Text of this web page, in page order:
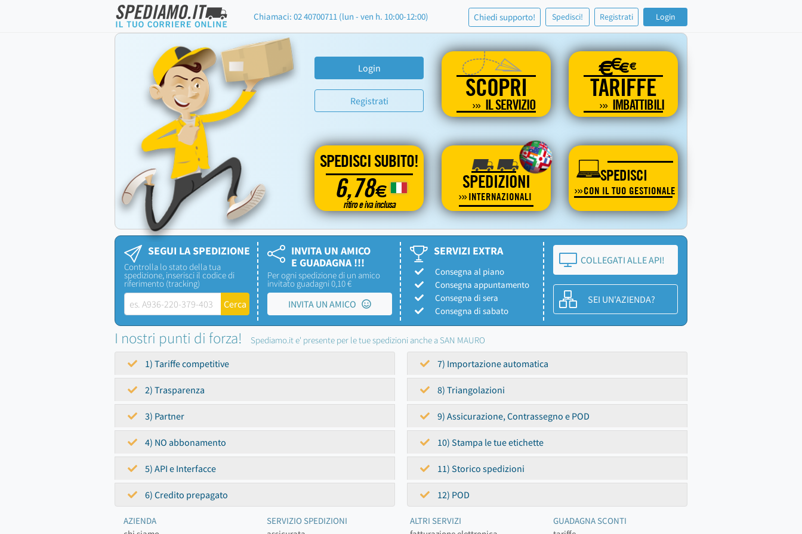
Chiamaci: 02 40700711 (lun - ven h. 10:00-12:00) Chiedi supporto! Spedisci! Registrati Login
Login
Registrati SCOPRI
IL SERVIZIO
€€€€
TARIFFE
IMBATTIBILI
SPEDISCI SUBITO!
6,78€
ritiro e iva inclusa
SPEDIZIONI
INTERNAZIONALI
SPEDISCI
CON IL TUO GESTIONALE
SEGUI LA SPEDIZIONE
Controlla lo stato della tua
spedizione, inserisci il codice di
riferimento (tracking)
INVITA UN AMICO
E GUADAGNA !!!
Per ogni spedizione di un amico
invitato guadagni 0,10 €
INVITA UN AMICO
SERVIZI EXTRA
Consegna al piano
Consegna appuntamento
Consegna di sera
Consegna di sabato
COLLEGATI ALLE API!
SEI UN'AZIENDA?
I nostri punti di forza! Spediamo.it e' presente per le tue spedizioni anche a SAN MAURO
1) Tariffe competitive
2) Trasparenza
3) Partner
4) NO abbonamento
5) API e Interfacce
6) Credito prepagato
7) Importazione automatica
8) Triangolazioni
9) Assicurazione, Contrassegno e POD
10) Stampa le tue etichette
11) Storico spedizioni
12) POD
AZIENDA
SERVIZIO SPEDIZIONI
ALTRI SERVIZI
GUADAGNA SCONTI